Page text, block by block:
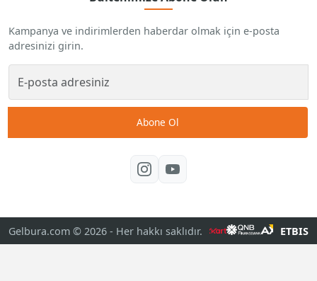
Kampanya ve indirimlerden haberdar olmak için e-posta
adresinizi girin.
Abone Ol
Gelbura.com © 2026 - Her hakkı saklıdır. ETBIS